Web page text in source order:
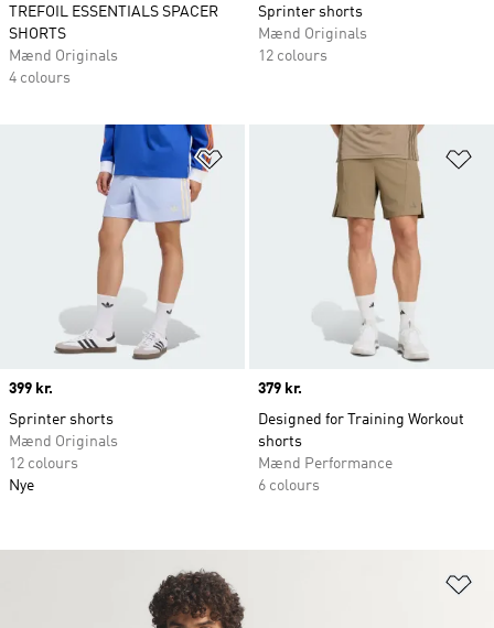
TREFOIL ESSENTIALS SPACER
SHORTS
Mænd Originals
4 colours
Sprinter shorts
Mænd Originals
12 colours
Føj til ønskeliste
Price
399 kr.
Sprinter shorts
Mænd Originals
12 colours
Nye
Price
379 kr.
Designed for Training Workout
shorts
Mænd Performance
6 colours